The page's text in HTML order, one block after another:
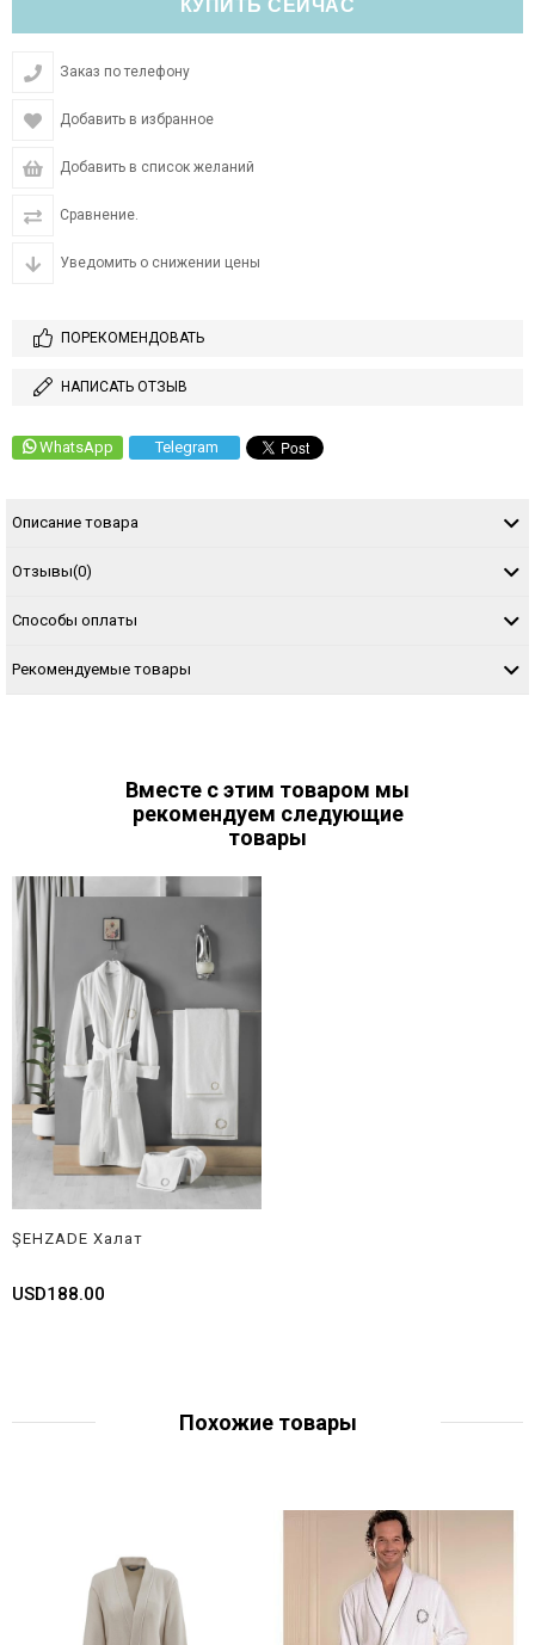
Заказ по телефону
Добавить в избранное
Добавить в список желаний
Сравнение.
Уведомить о снижении цены
ПОРЕКОМЕНДОВАТЬ
НАПИСАТЬ ОТЗЫВ
WhatsApp Telegram
Описание товара
Отзывы(0)
Способы оплаты
Рекомендуемые товары
Вместе с этим товаром мы
рекомендуем следующие
товары
ŞEHZADE Халат
USD188.00
Похожие товары